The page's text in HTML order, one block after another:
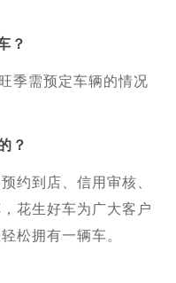
？
季需预定车辆的情况
？
约到店、信用审核、
花生好车为广大客户
松拥有一辆车。